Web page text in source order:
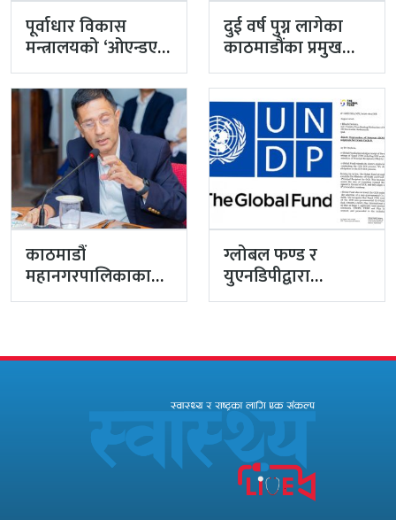
पूर्वाधार विकास
मन्त्रालयको ‘ओएन्डएम’
नटुंगिदा प्रशासनका
सहसचिवको भएन
व्यवस्थापन
दुई वर्ष पुग्न लागेका
काठमाडौंका प्रमुख
प्रशासकीय अधिकृत
गुरागाईं अवकाशमा,…
काठमाडौं
महानगरपालिकाका
प्रमुख प्रशासकीय
ग्लोबल फण्ड र
युएनडिपीद्वारा
सरकारको
विवादास्पद…